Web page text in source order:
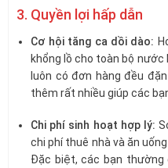
3. Quyền lợi hấp dẫn
Cơ hội tăng ca dồi dào:
khổng lồ cho toàn bộ nước
luôn có đơn hàng đều
thêm rất nhiều giúp các
Chi phí sinh hoạt hợp lý:
chi phí thuê nhà và ăn
Đặc biệt, các bạn thường